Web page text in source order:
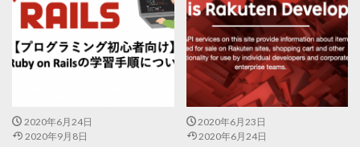
2020年6月24日
2020年9月8日
2020年6月23日
2020年6月24日